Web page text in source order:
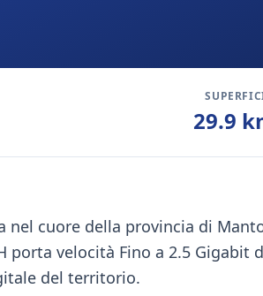
29.9
nel cuore della provincia di
porta velocità Fino a 2.5
del territorio.